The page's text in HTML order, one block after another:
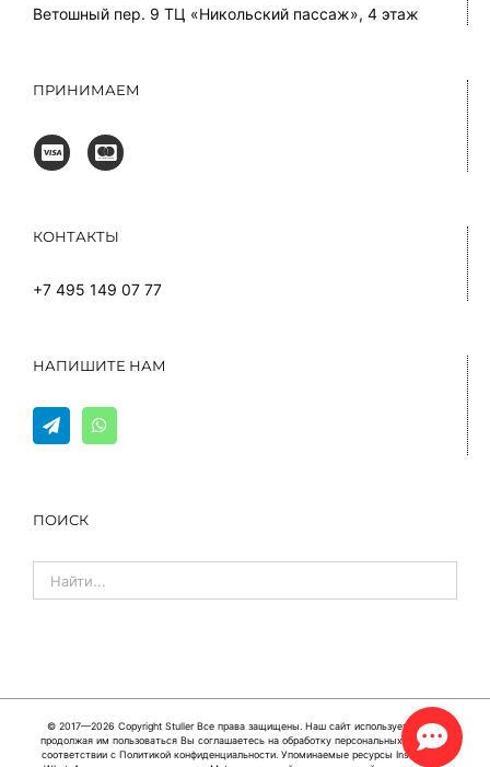
Ветошный пер. 9 ТЦ «Никольский пассаж», 4 этаж
ПРИНИМАЕМ
КОНТАКТЫ
+7 495 149 07 77
НАПИШИТЕ НАМ
ПОИСК
© 2017—2026 Copyright StullerВсе права защищены. Наш сайт использует cookie,
продолжая им пользоваться Вы соглашаетесь на обработку персональных данных в
соответствии с Политикой конфиденциальности. Упоминаемые ресурсы Instagram и